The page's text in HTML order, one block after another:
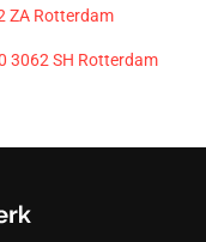
ZA Rotterdam
3062 SH Rotterdam